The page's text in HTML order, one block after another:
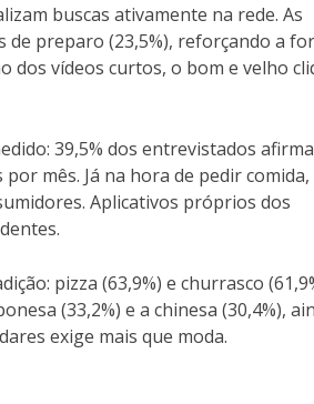
buscas ativamente na rede. As
de preparo (23,5%), reforçando a
dos vídeos curtos, o bom e velho
39,5% dos entrevistados
mês. Já na hora de pedir comida,
Aplicativos próprios dos
pizza (63,9%) e churrasco
(33,2%) e a chinesa (30,4%),
exige mais que moda.